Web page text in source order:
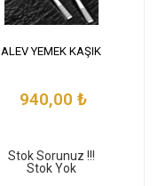
ALEV YEMEK KAŞIK
940,00 ₺
Stok Sorunuz !!!
Stok Yok